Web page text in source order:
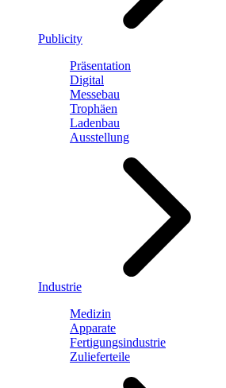
Publicity
Präsentation
Digital
Messebau
Trophäen
Ladenbau
Ausstellung
Industrie
Medizin
Apparate
Fertigungsindustrie
Zulieferteile